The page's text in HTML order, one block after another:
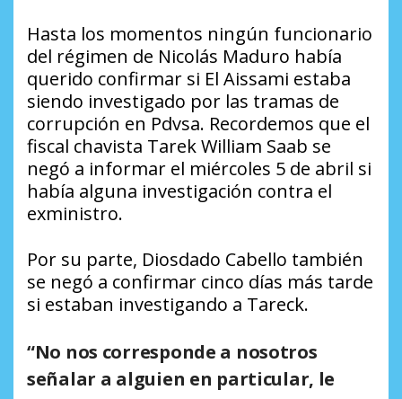
Hasta los momentos ningún funcionario
del régimen de Nicolás Maduro había
querido confirmar si El Aissami estaba
siendo investigado por las tramas de
corrupción en Pdvsa. Recordemos que el
fiscal chavista Tarek William Saab se
negó a informar el miércoles 5 de abril si
había alguna investigación contra el
exministro.
Por su parte, Diosdado Cabello también
se negó a confirmar cinco días más tarde
si estaban investigando a Tareck.
“No nos corresponde a nosotros
señalar a alguien en particular, le